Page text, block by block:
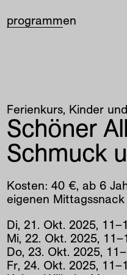
programmen
Ferienkurs Kinder
Schöner
Schmuck
Kosten: 40 €, ab 6
eigenen
Di, 21 . Okt. 2025, 11–
Mi, 22. Okt. 2025, 11–
Do, 23. Okt. 2025, 11–
Fr, 24. Okt. 2025, 11–